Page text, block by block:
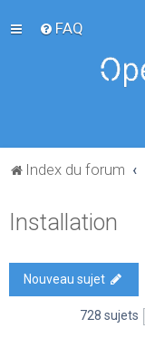
FAQ
Index du forum
Installation
Nouveau sujet
728 sujets